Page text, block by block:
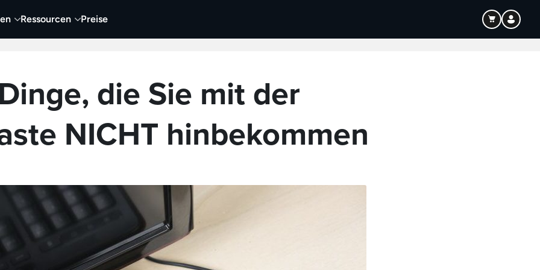
Ressourcen Preise
Video Visueller Content
die Sie mit der
NICHT hinbekommen